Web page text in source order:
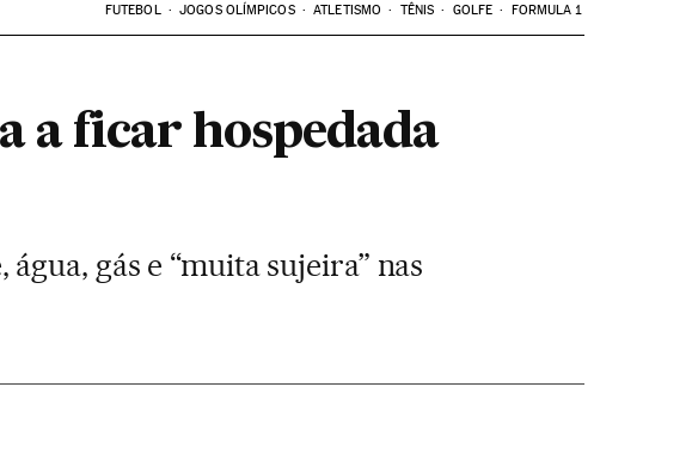
FUTEBOL JOGOS OLÍMPICOS ATLETISMO TÊNIS GOLFE FORMULA 1
a ficar hospedada
gás e “muita sujeira” nas